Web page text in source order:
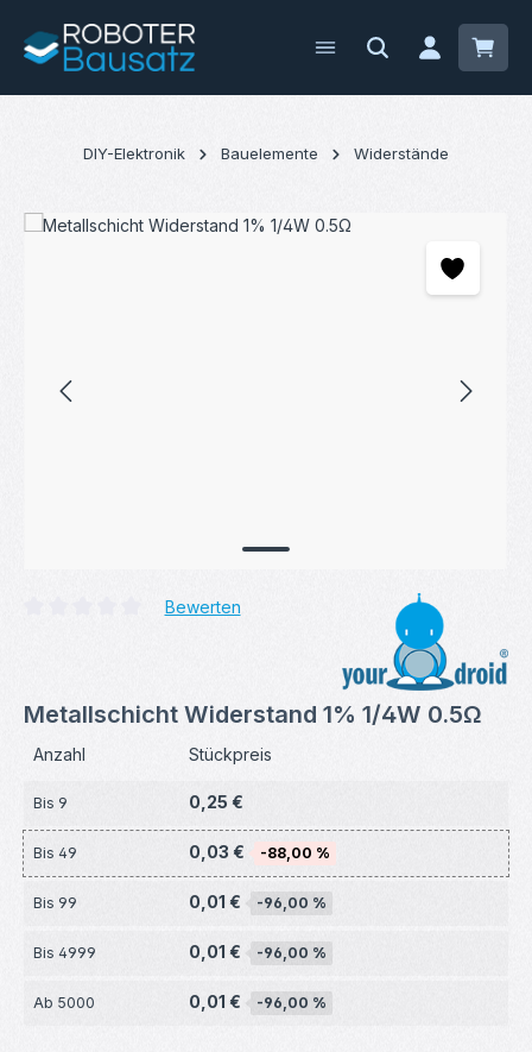
Zum Hauptinhalt springen
DIY-Elektronik Bauelemente Widerstände
Bildergalerie überspringen
Durchschnittliche Bewertung von 0 von 5 Sternen
Bewerten
Metallschicht Widerstand 1% 1/4W 0.5Ω
Anzahl Stückpreis
Bis 9 0,25 €
Bis 49 0,03 € -88,00 %
Bis 99 0,01 € -96,00 %
Bis 4999 0,01 € -96,00 %
Ab 5000 0,01 € -96,00 %